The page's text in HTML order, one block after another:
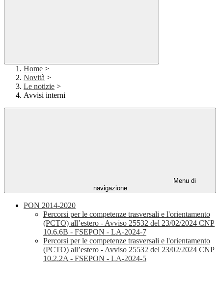
Home >
Novità >
Le notizie >
Avvisi interni
Menu di
navigazione
PON 2014-2020
Percorsi per le competenze trasversali e l'orientamento
(PCTO) all’estero - Avviso 25532 del 23/02/2024 CNP
10.6.6B - FSEPON - LA-2024-7
Percorsi per le competenze trasversali e l'orientamento
(PCTO) all’estero - Avviso 25532 del 23/02/2024 CNP
10.2.2A - FSEPON - LA-2024-5